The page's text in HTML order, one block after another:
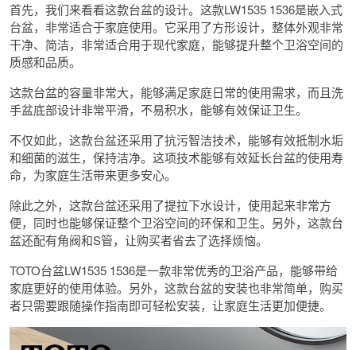
首先，我们来看看这款台盆的设计。这款LW1535 1536是嵌入式
台盆，非常适合于家庭使用。它采用了方形设计，整体外观非常
干净、简洁，非常适合用于现代家庭，能够提升整个卫浴空间的
质感和品质。
这款台盆的容量非常大，能够满足家庭日常的使用需求，而且洗
手盆底部设计非常平滑，不易积水，能够有效保证卫生。
不仅如此，这款台盆还采用了抗污智洁技术，能够有效抵制水垢
和细菌的滋生，保持洁净。这项技术能够有效延长台盆的使用寿
命，为家庭生活带来更多安心。
除此之外，这款台盆还采用了提拉下水设计，使用起来非常方
便，同时也能够保证整个卫浴空间的环保和卫生。另外，这款台
盆还配有角阀和S管，让购买者省去了选择烦恼。
TOTO台盆LW1535 1536是一款非常优秀的卫浴产品，能够带给
家庭更好的使用体验。另外，这款台盆的安装也非常简单，购买
者只需要跟随操作指南即可轻松安装，让家庭生活更加便捷。